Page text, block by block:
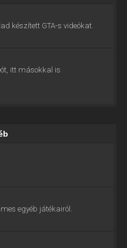
készített GTA-s videókat.
itt másokkal is
egyéb játékairól.